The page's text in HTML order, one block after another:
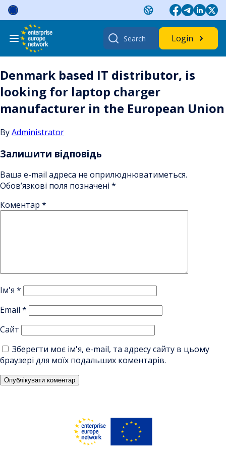
Skip
content
Search
for:
Login
Denmark based IT distributor, is
looking for laptop charger
manufacturer in the European Union
ByAdministrator
Залишити відповідь
Ваша e-mail адреса не оприлюднюватиметься.
Обов’язкові поля позначені *
Коментар *
Ім'я *
Email *
Сайт
Зберегти моє ім'я, e-mail, та адресу сайту в цьому
браузері для моїх подальших коментарів.